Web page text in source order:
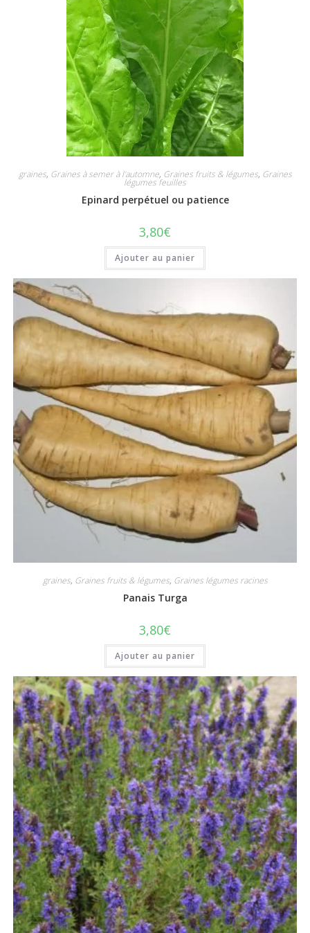
graines, Graines à semer à l'automne, Graines fruits & légumes, Graines
légumes feuilles
Epinard perpétuel ou patience
3,80€
Ajouter au panier
graines, Graines fruits & légumes, Graines légumes racines
Panais Turga
3,80€
Ajouter au panier